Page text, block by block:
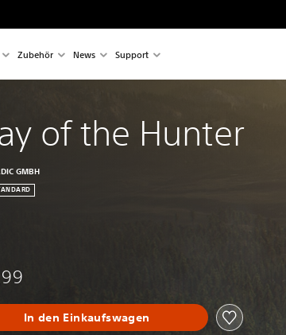
Zubehör News Support
of the Hunter
GMBH
In den Einkaufswagen